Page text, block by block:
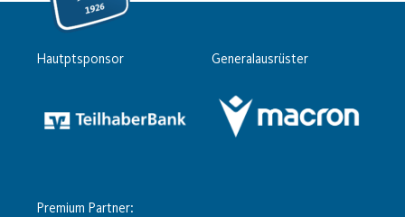
Hautptsponsor Generalausrüster
Premium Partner: